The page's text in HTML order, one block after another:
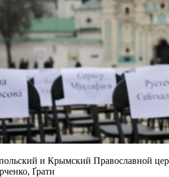
и Крымский Православной
Ґрати